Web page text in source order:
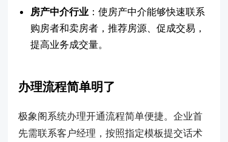
房产中介行业 ：使房产中介能够快速联系
购房者和卖房者，推荐房源、促成交易，
提高业务成交量。
办理流程简单明了
极象阁系统办理开通流程简单便捷。企业首
先需联系客户经理，按照指定模板提交话术